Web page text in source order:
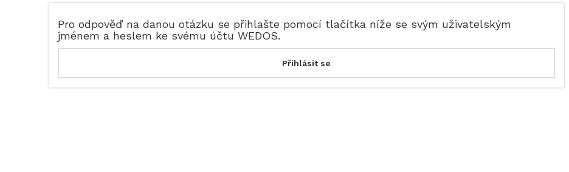
Pro odpověď na danou otázku se přihlašte pomocí tlačítka níže se svým uživatelským
jménem a heslem ke svému účtu WEDOS.